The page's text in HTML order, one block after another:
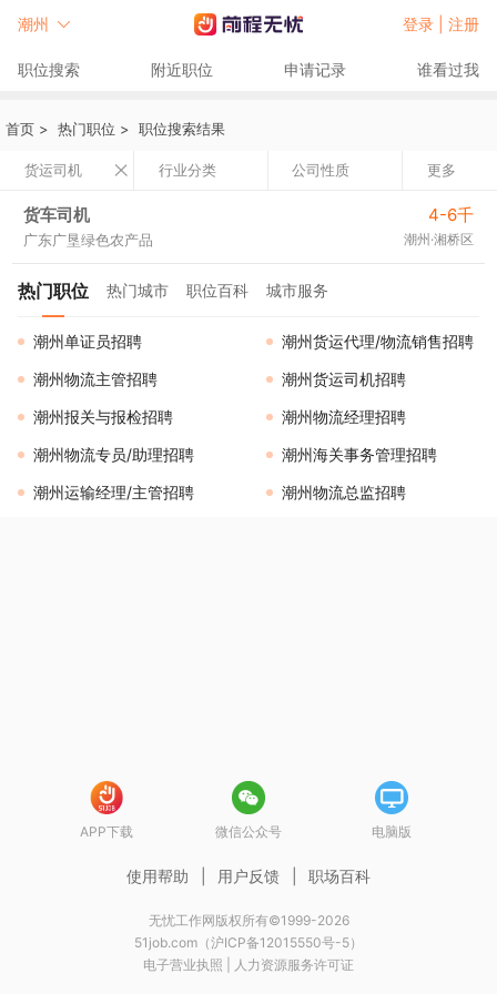
潮州 登录 | 注册
职位搜索 附近职位 申请记录 谁看过我
首页 > 热门职位 > 职位搜索结果
货运司机 行业分类 公司性质 更多
货车司机 4-6千
广东广垦绿色农产品 潮州·湘桥区
热门职位 热门城市 职位百科 城市服务
潮州单证员招聘
潮州货运代理/物流销售招聘
潮州物流主管招聘
潮州货运司机招聘
潮州报关与报检招聘
潮州物流经理招聘
潮州物流专员/助理招聘
潮州海关事务管理招聘
潮州运输经理/主管招聘
潮州物流总监招聘
APP下载 微信公众号 电脑版
使用帮助 用户反馈 职场百科
无忧工作网版权所有©1999-2026
51job.com（沪ICP备12015550号-5）
电子营业执照
人力资源服务许可证